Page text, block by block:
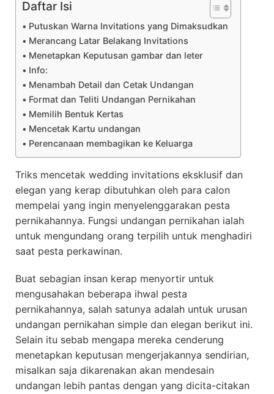
Daftar Isi
Putuskan Warna Invitations yang Dimaksudkan
Merancang Latar Belakang Invitations
Menetapkan Keputusan gambar dan leter
Info:
Menambah Detail dan Cetak Undangan
Format dan Teliti Undangan Pernikahan
Memilih Bentuk Kertas
Mencetak Kartu undangan
Perencanaan membagikan ke Keluarga
Triks mencetak wedding invitations eksklusif dan
elegan yang kerap dibutuhkan oleh para calon
mempelai yang ingin menyelenggarakan pesta
pernikahannya. Fungsi undangan pernikahan ialah
untuk mengundang orang terpilih untuk menghadiri
saat pesta perkawinan.
Buat sebagian insan kerap menyortir untuk
mengusahakan beberapa ihwal pesta
pernikahannya, salah satunya adalah untuk urusan
undangan pernikahan simple dan elegan berikut ini.
Selain itu sebab mengapa mereka cenderung
menetapkan keputusan mengerjakannya sendirian,
misalkan saja dikarenakan akan mendesain
undangan lebih pantas dengan yang dicita-citakan